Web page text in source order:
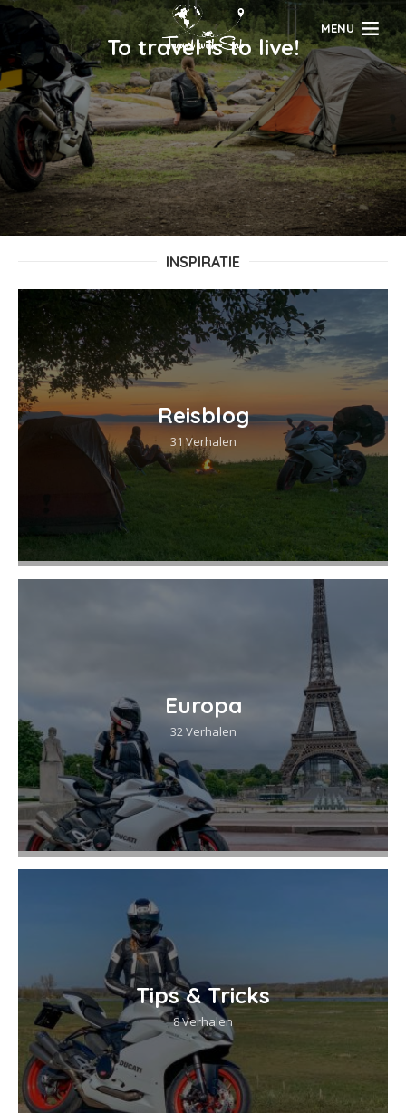
MENU
To travel is to live!
INSPIRATIE
Reisblog
31 Verhalen
Europa
32 Verhalen
Tips & Tricks
8 Verhalen